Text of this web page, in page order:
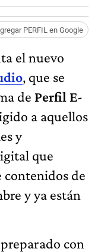
PERFIL en Google
el nuevo
, que se
de Perfil E-
a aquellos
y
que
contenidos de
y ya están
con